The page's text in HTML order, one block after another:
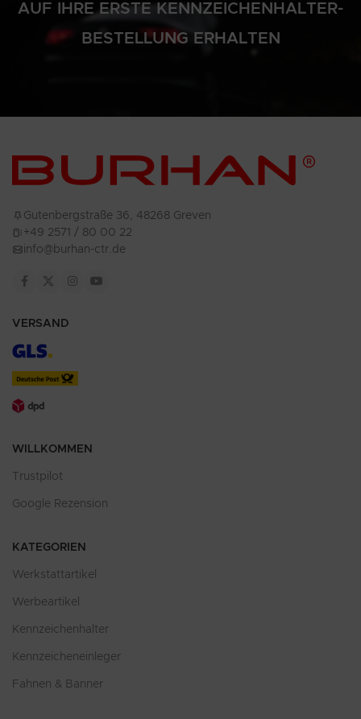
AUF IHRE ERSTE KENNZEICHENHALTER-
BESTELLUNG ERHALTEN
Gutenbergstraße 36, 48268 Greven
+49 2571 / 80 00 22
info@burhan-ctr.de
VERSAND
WILLKOMMEN
Trustpilot
Google Rezension
KATEGORIEN
Werkstattartikel
Werbeartikel
Kennzeichenhalter
Kennzeicheneinleger
Fahnen & Banner